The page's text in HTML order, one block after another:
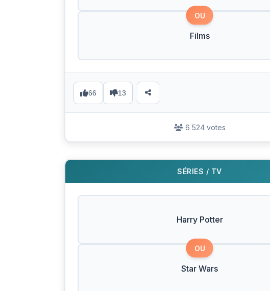
OU
Films
66 13
6 524 votes
SÉRIES / TV
Harry Potter
OU
Star Wars